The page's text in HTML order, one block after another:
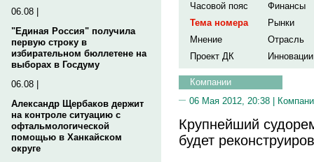
06.08 |
"Единая Россия" получила
первую строку в
избирательном бюллетене на
выборах в Госдуму
06.08 |
Александр Щербаков держит
на контроле ситуацию с
офтальмологической
помощью в Ханкайском
округе
Часовой пояс
Финансы
Тема номера
Рынки
Мнение
Отрасль
Проект ДК
Инновации
Компании
06 Мая 2012, 20:38 |
Крупнейший
будет